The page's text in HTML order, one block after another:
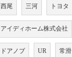
西尾 三河 トヨタ
アイディホーム株式会社
ドアノブ UR 常滑